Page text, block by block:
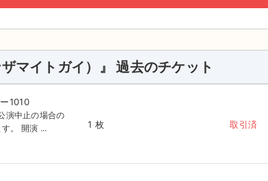
マイトガイ）』 過去のチケット
1010
演中止の場合の
。 開演 ...
1 枚 取引済